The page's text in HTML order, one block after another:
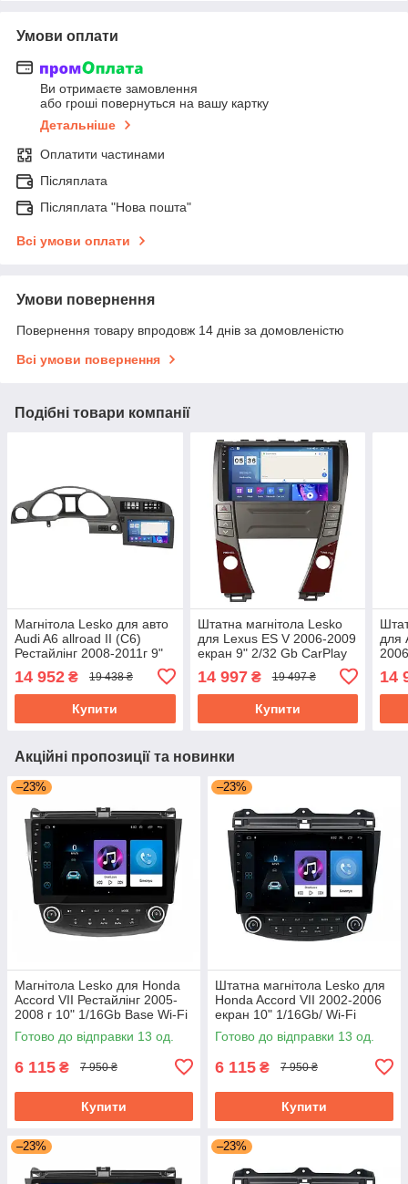
Умови оплати
Ви отримаєте замовлення
або гроші повернуться на вашу картку
Детальніше
Оплатити частинами
Післяплата
Післяплата "Нова пошта"
Всі умови оплати
Умови повернення
Повернення товару впродовж 14 днів за домовленістю
Всі умови повернення
Подібні товари компанії
Магнітола Lesko для авто
Audi A6 allroad II (C6)
Рестайлінг 2008-2011г 9"
2/32Gb CarPlay 4G Wi-Fi
GPS Prime
14 952 ₴ 19 438 ₴
Купити
Штатна магнітола Lesko
для Lexus ES V 2006-2009
екран 9" 2/32 Gb CarPlay
14 997₴ 19 497 ₴
Купити
для
14
Акційні пропозиції та новинки
–23%
Магнітола Lesko для Honda
Accord VII Рестайлінг 2005-
2008 г 10" 1/16Gb Base Wi-Fi
Android GPS Хонда Аккорд
Готово до відправки 13 од.
6 115 ₴ 7 950 ₴
Купити
–23%
Штатна магнітола Lesko для
Honda Accord VII 2002-2006
екран 10" 1/16Gb/ Wi-Fi
клімат контроль Android Base
Готово до відправки 13 од.
6 115 ₴ 7 950 ₴
Купити
–23% –23%